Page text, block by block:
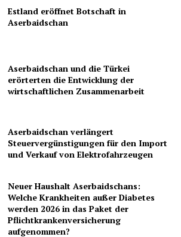
Estland eröffnet Botschaft in
Aserbaidschan
Aserbaidschan und die Türkei
erörterten die Entwicklung der
wirtschaftlichen Zusammenarbeit
Aserbaidschan verlängert
Steuervergünstigungen für den Import
und Verkauf von Elektrofahrzeugen
Neuer Haushalt Aserbaidschans:
Welche Krankheiten außer Diabetes
werden 2026 in das Paket der
Pflichtkrankenversicherung
aufgenommen?